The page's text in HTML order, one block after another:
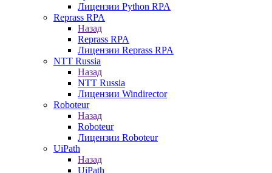
Лицензии Python RPA
Reprass RPA
Назад
Reprass RPA
Лицензии Reprass RPA
NTT Russia
Назад
NTT Russia
Лицензии Windirector
Roboteur
Назад
Roboteur
Лицензии Roboteur
UiPath
Назад
UiPath